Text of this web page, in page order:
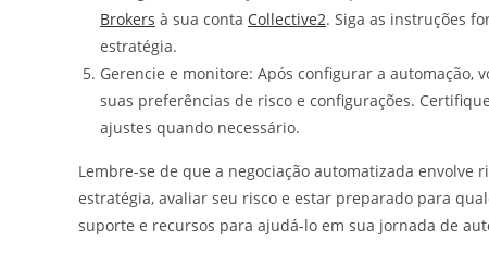
Brokers à sua conta Collective2. Siga as instruções
estratégia.
Gerencie e monitore: Após configurar a automação,
suas preferências de risco e configurações.
ajustes quando necessário.
Lembre-se de que a negociação automatizada
estratégia, avaliar seu risco e estar preparado para
suporte e recursos para ajudá-lo em sua jornada de